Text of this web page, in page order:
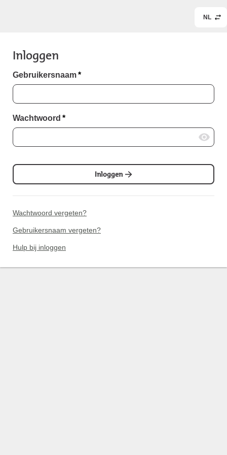
NL
Inloggen
Gebruikersnaam*
Wachtwoord *
Inloggen
Wachtwoord vergeten?
Gebruikersnaam vergeten?
Hulp bij inloggen